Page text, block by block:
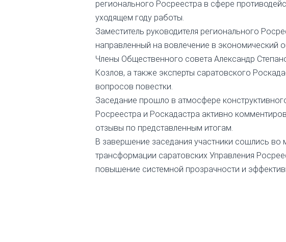
регионального Росреестра в сфере
уходящем году работы.
Заместитель руководителя регионального
направленный на вовлечение в
Члены Общественного совета Александр
Козлов, а также эксперты саратовского
вопросов повестки.
Заседание прошло в атмосфере
Росреестра и Роскадастра активно
отзывы по представленным итогам.
В завершение заседания участники сошлись во
трансформации саратовских Управления
повышение системной прозрачности и